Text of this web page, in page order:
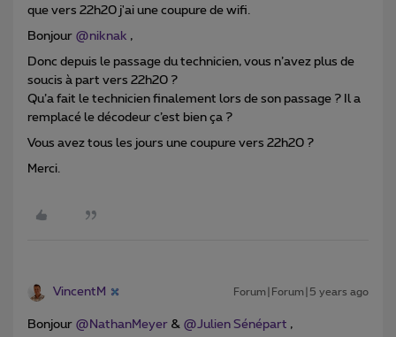
que vers 22h20 j'ai une coupure de wifi.
Bonjour @niknak ,
Donc depuis le passage du technicien, vous n’avez plus de
soucis à part vers 22h20 ?
Qu’a fait le technicien finalement lors de son passage ? Il a
remplacé le décodeur c’est bien ça ?
Vous avez tous les jours une coupure vers 22h20 ?
Merci.
VincentM Forum|Forum|5 years ago
Bonjour @NathanMeyer & @Julien Sénépart ,